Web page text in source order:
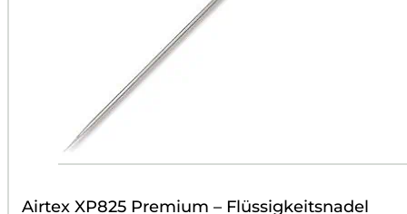
Airtex XP825 Premium – Flüssigkeitsnadel